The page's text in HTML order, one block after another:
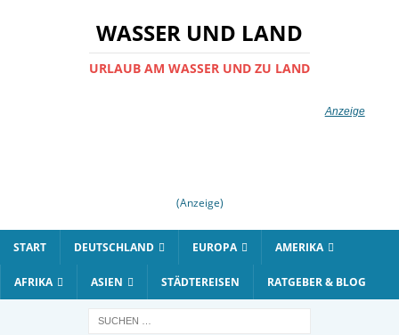
WASSER UND LAND
URLAUB AM WASSER UND ZU LAND
(Anzeige)
START DEUTSCHLAND EUROPA AMERIKA
AFRIKA ASIEN STÄDTEREISEN RATGEBER & BLOG